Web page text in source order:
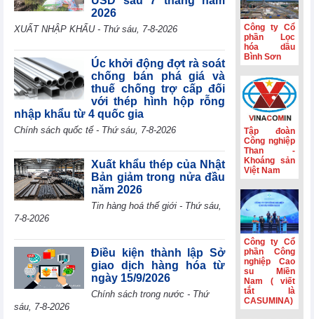
2026, gắn kết tập thể,
tái tạo năng lượng và
lan tỏa văn hóa doanh
nghiệp.
dư địa cho hàng
Israel
(CTD) lãi 788 tỷ
đồng năm tài
chính 2026
Sản lượng sản
khu vực
mức cao nhất
trong gần 4 năm
rưỡi
quyết 10 tạo nền
chất lượng cao
Hoạt động sản
xuất của Hoa Kỳ
đạt mức cao nhất
trong hơn bốn
2026
XUẤT NHẬP KHẨU - Thứ sáu, 7-8-2026
Úc khởi động đợt rà soát
chống bán phá giá và
thuế chống trợ cấp đối
với thép hình hộp rỗng
nhập khẩu từ 4 quốc gia
Chính sách quốc tế - Thứ sáu, 7-8-2026
Xuất khẩu thép của Nhật
Bản giảm trong nửa đầu
năm 2026
Tin hàng hoá thế giới - Thứ sáu,
7-8-2026
Điều kiện thành lập Sở
giao dịch hàng hóa từ
ngày 15/9/2026
Chính sách trong nước - Thứ
sáu, 7-8-2026
Công ty Cổ
phần Lọc
hóa dầu
Bình Sơn
Tập đoàn
Công nghiệp
Than -
Khoáng sản
Việt Nam
Công ty Cổ
phần Công
nghiệp Cao
su Miền
Nam ( viết
tắt là
CASUMINA)